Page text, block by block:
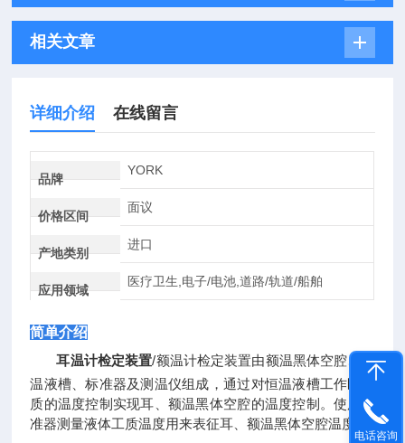
相关文章
详细介绍 在线留言
品牌
YORK
价格区间
面议
产地类别
进口
应用领域
医疗卫生,电子/电池,道路/轨道/船舶
简单介绍
耳温计检定装置/额温计检定装置由额温黑体空腔、恒
温液槽、标准器及测温仪组成，通过对恒温液槽工作区工
质的温度控制实现耳、额温黑体空腔的温度控制。使用标
准器测量液体工质温度用来表征耳、额温黑体空腔温度。
电话咨询